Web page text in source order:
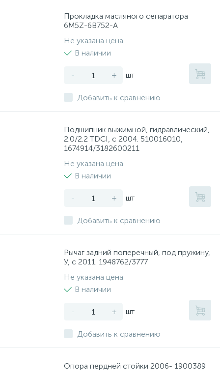
Прокладка масляного сепаратора
6M5Z-6B752-A
Не указана цена
В наличии
- + шт
Добавить к сравнению
Подшипник выжимной, гидравлический,
2.0/2.2 TDCI, с 2004. 510016010,
1674914/3182600211
Не указана цена
В наличии
- + шт
Добавить к сравнению
Рычаг задний поперечный, под пружину,
У, с 2011. 1948762/3777
Не указана цена
В наличии
- + шт
Добавить к сравнению
Опора пердней стойки 2006- 1900389